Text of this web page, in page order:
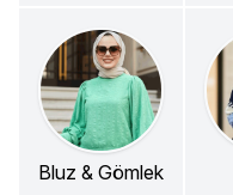
Bluz & Gömlek